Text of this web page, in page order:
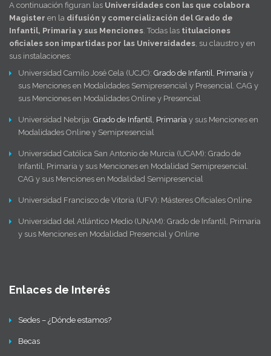
A continuación figuran las Universidades con las que colabora
Magister en la difusión y comercialización del Grado de
Infantil, Primaria y sus Menciones. Todas las titulaciones
oficiales son impartidas por las Universidades, su claustro y en
sus instalaciones:
Universidad Camilo José Cela (UCJC): Grado de Infantil, Primaria y
sus Menciones en Modalidades Semipresencial y Presencial. CAG y
sus Menciones en Modalidades Online y Presencial
Universidad Nebrija: Grado de Infantil, Primaria y sus Menciones en
Modalidades Online y Semipresencial
Universidad Católica San Antonio de Murcia (UCAM): Grado de
Infantil, Primaria y sus Menciones en Modalidad Semipresencial.
CAG y sus Menciones en Modalidad Semipresencial
Universidad Francisco de Vitoria (UFV): Másteres Oficiales Online
Universidad del Atlántico Medio (UNAM): Grado de Infantil, Primaria
y sus Menciones en Modalidad Presencial y Online
Enlaces de Interés
Sedes – ¿Dónde estamos?
Becas